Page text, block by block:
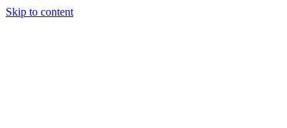
Skip to content